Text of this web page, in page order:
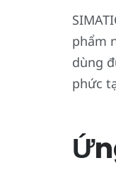
phẩm
dùng
phức